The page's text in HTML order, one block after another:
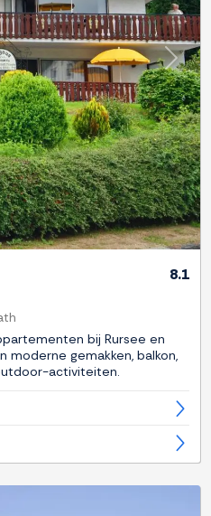
Next
8.1
bij Rursee en
moderne gemakken, balkon,
activiteiten.